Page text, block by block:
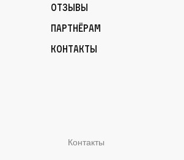
Отзывы
Партнёрам
Контакты
Контакты